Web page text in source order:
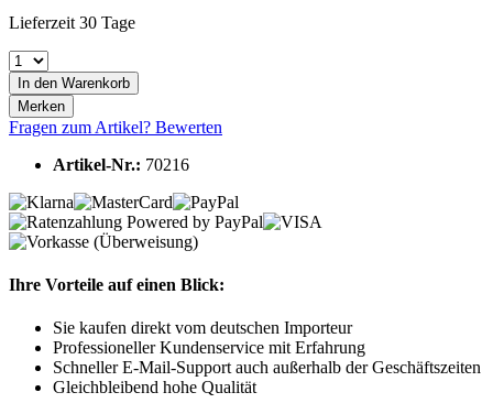
Lieferzeit 30 Tage
In den Warenkorb
Merken
Fragen zum Artikel? Bewerten
Artikel-Nr.: 70216
Ihre Vorteile auf einen Blick:
Sie kaufen direkt vom deutschen Importeur
Professioneller Kundenservice mit Erfahrung
Schneller E-Mail-Support auch außerhalb der Geschäftszeiten
Gleichbleibend hohe Qualität